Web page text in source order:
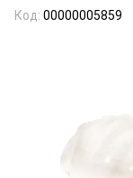
Код: 00000005859